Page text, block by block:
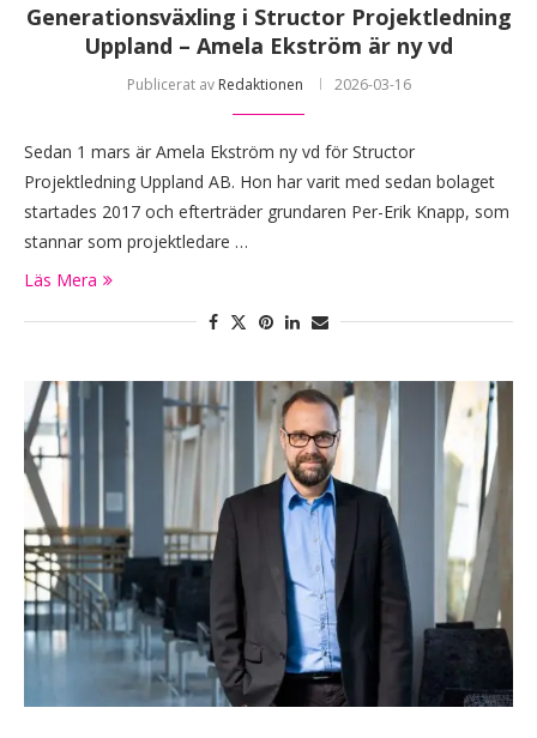
Generationsväxling i Structor Projektledning
Uppland – Amela Ekström är ny vd
Publicerat av Redaktionen 2026-03-16
Sedan 1 mars är Amela Ekström ny vd för Structor
Projektledning Uppland AB. Hon har varit med sedan bolaget
startades 2017 och efterträder grundaren Per-Erik Knapp, som
stannar som projektledare …
Läs Mera